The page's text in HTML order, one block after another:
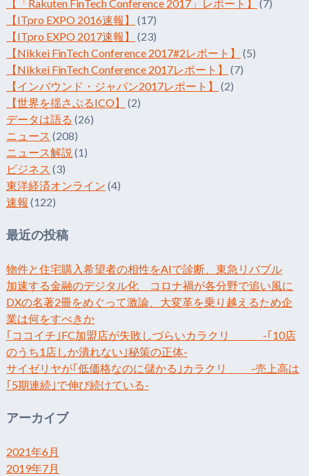
【「Rakuten FinTech Conference 2017」レポート】
(7)
【ITpro EXPO 2016速報】
(17)
【ITpro EXPO 2017速報】
(23)
【Nikkei FinTech Conference 2017#2レポート】
(5)
【Nikkei FinTech Conference 2017レポート】
(7)
【インバウンド・ジャパン2017レポート】
(2)
【世界を揺さぶるICO】
(2)
データは語る (26)
ニュース (208)
ニュース解説 (1)
ビジネス (3)
東洋経済オンライン (4)
速報 (122)
最近の投稿
物件と住宅購入希望者の相性をAIで診断、東急リバブル
加速する金融のデジタル化 コロナ禍が各分野で追い風に
DXの名著2冊をめぐって激論、大変革を乗り越えるため企
業は何をすべきか
｢ココイチ｣FC加盟店が失敗しづらいカラクリ -｢10店
のうち1店しか潰れない｣秘策の正体-
サイゼリヤが｢低価格なのに儲かる｣カラクリ -売上高は
｢5期連続｣で伸び続けている-
アーカイブ
2021年6月
2019年7月